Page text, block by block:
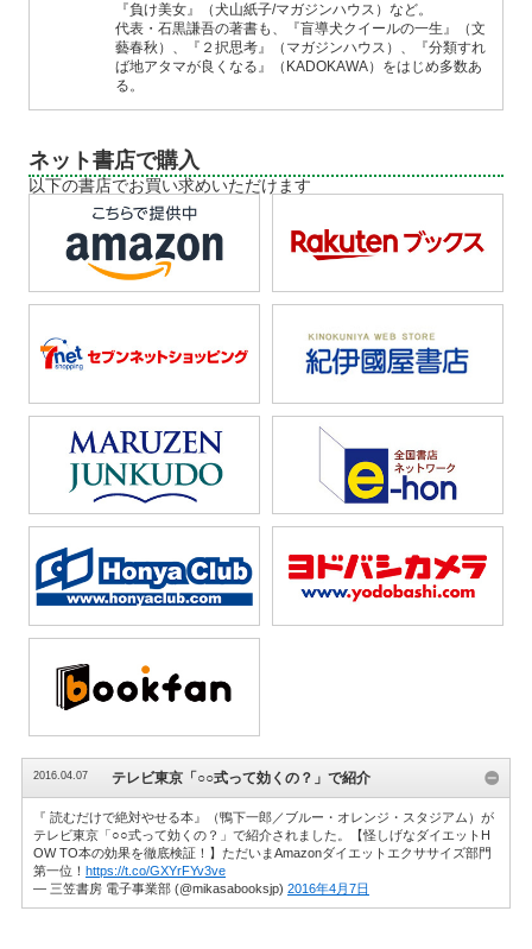
『負け美女』（犬山紙子/マガジンハウス）など。
代表・石黒謙吾の著書も、『盲導犬クイールの一生』（文
藝春秋）、『２択思考』（マガジンハウス）、『分類すれ
ば地アタマが良くなる』（KADOKAWA）をはじめ多数あ
る。
ネット書店で購入
以下の書店でお買い求めいただけます
2016.04.07 テレビ東京「○○式って効くの？」で紹介
『 読むだけで絶対やせる本』（鴨下一郎／ブルー・オレンジ・スタジアム）が
テレビ東京「○○式って効くの？」で紹介されました。【怪しげなダイエットH
OW TO本の効果を徹底検証！】ただいまAmazonダイエットエクササイズ部門
第一位！ https://t.co/GXYrFYv3ve
— 三笠書房 電子事業部 (@mikasabooksjp) 2016年4月7日